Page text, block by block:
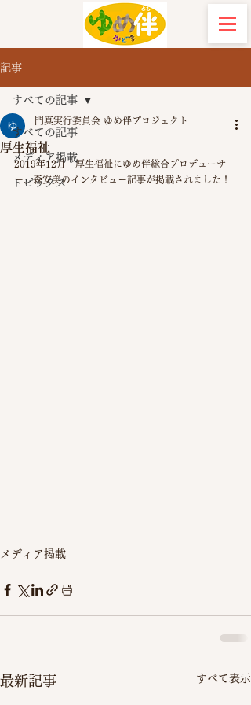
記事
すべての記事
メディア掲載
トピックス
すべての記事
厚生福祉
門真実行委員会 ゆめ伴プロジェクト
​2019年12月　厚生福祉にゆめ伴総合プロデューサ
ー、森安美のインタビュー記事が掲載されました！
メディア掲載
最新記事 すべて表示